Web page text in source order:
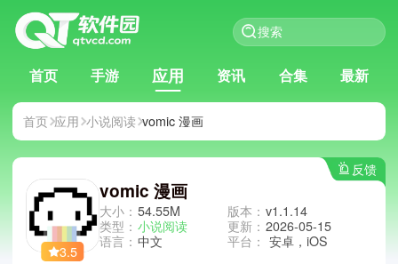
首页 手游 应用 资讯 合集 最新
首页 应用 小说阅读 vomic 漫画
反馈
3.5
vomic 漫画
大小： 54.55M
类型： 小说阅读
语言： 中文
版本： v1.1.14
更新： 2026-05-15
平台： 安卓，iOS